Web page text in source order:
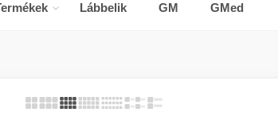
Lábbelik GM GMed